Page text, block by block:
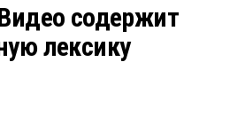
содержит
лексику